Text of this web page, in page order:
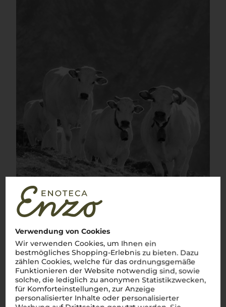
Verwendung von Cookies
Wir verwenden Cookies, um Ihnen ein
bestmögliches Shopping-Erlebnis zu bieten. Dazu
zählen Cookies, welche für das ordnungsgemäße
Funktionieren der Website notwendig sind, sowie
solche, die lediglich zu anonymen Statistikzwecken,
für Komforteinstellungen, zur Anzeige
personalisierter Inhalte oder personalisierter
Über die Rebsorte
Cortese